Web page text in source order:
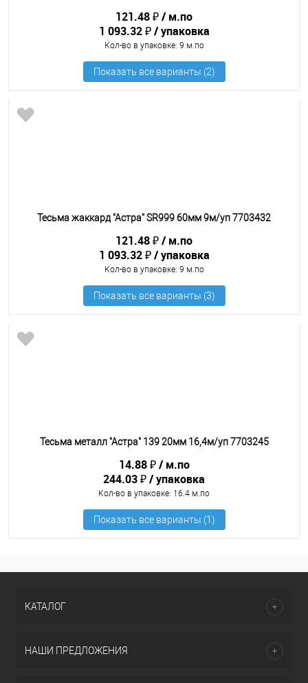
121.48 ₽
м.по
1 093.32 ₽
упаковка
Кол-во в упаковке: 9 м.по
Тесьма жаккард "Астра" SR999 60мм 9м/уп 7703432
121.48 ₽
м.по
1 093.32 ₽
упаковка
Кол-во в упаковке: 9 м.по
Тесьма металл "Астра" 139 20мм 16,4м/уп 7703245
14.88 ₽
м.по
244.03 ₽
упаковка
Кол-во в упаковке: 16.4 м.по
КАТАЛОГ
НАШИ ПРЕДЛОЖЕНИЯ